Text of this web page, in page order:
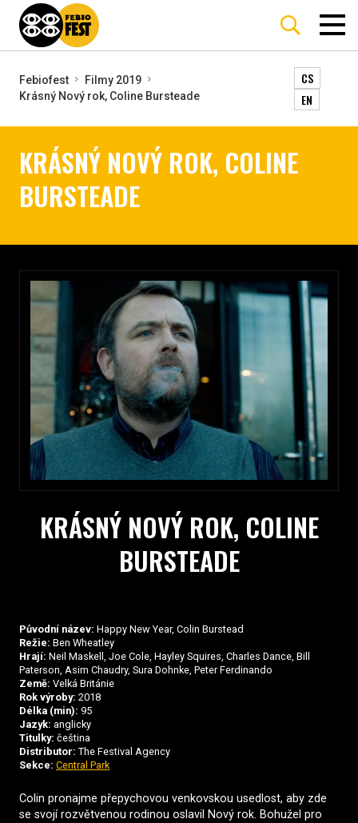
Febiofest
Filmy 2019
Krásný Nový rok, Coline Bursteade
CS
EN
KRÁSNÝ NOVÝ ROK, COLINE
BURSTEADE
KRÁSNÝ NOVÝ ROK, COLINE
BURSTEADE
Původní název: Happy New Year, Colin Burstead
Režie: Ben Wheatley
Hrají: Neil Maskell, Joe Cole, Hayley Squires, Charles Dance, Bill
Paterson, Asim Chaudry, Sura Dohnke, Peter Ferdinando
Země: Velká Británie
Rok výroby: 2018
Délka (min): 95
Jazyk: anglicky
Titulky: čeština
Distributor: The Festival Agency
Sekce: Central Park
Colin pronajme přepychovou venkovskou usedlost, aby zde
se svojí rozvětvenou rodinou oslavil Nový rok. Bohužel pro